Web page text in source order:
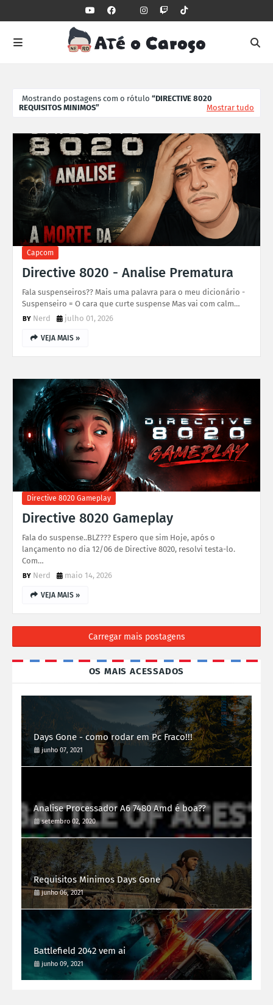
Mostrando postagens com o rótulo
DIRECTIVE 8020
REQUISITOS MINIMOS
Mostrar tudo
Capcom
Directive 8020 - Analise Prematura
Fala suspenseiros?? Mais uma palavra para o meu dicionário -
Suspenseiro = O cara que curte suspense Mas vai com calm…
Nerd
julho 01, 2026
VEJA MAIS »
Directive 8020 Gameplay
Directive 8020 Gameplay
Fala do suspense..BLZ??? Espero que sim Hoje, após o
lançamento no dia 12/06 de Directive 8020, resolvi testa-lo.
Com…
Nerd
maio 14, 2026
VEJA MAIS »
Carregar mais postagens
OS MAIS ACESSADOS
Days Gone - como rodar em Pc Fraco!!!
junho 07, 2021
Analise Processador A6 7480 Amd é boa??
setembro 02, 2020
Requisitos Minimos Days Gone
junho 06, 2021
Battlefield 2042 vem ai
junho 09, 2021